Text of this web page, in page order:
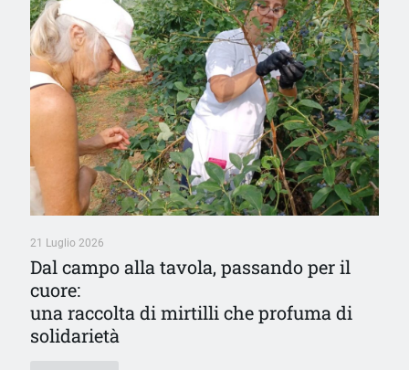
21 Luglio 2026
Dal campo alla tavola, passando per il
cuore:
una raccolta di mirtilli che profuma di
solidarietà